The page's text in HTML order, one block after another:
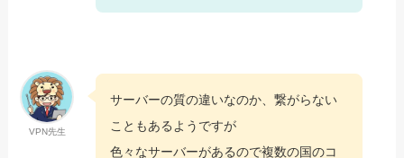
VPN先生
サーバーの質の違いなのか、繋がらない
こともあるようですが
色々なサーバーがあるので複数の国のコ